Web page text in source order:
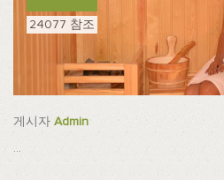
24077 참조
게시자 Admin
...